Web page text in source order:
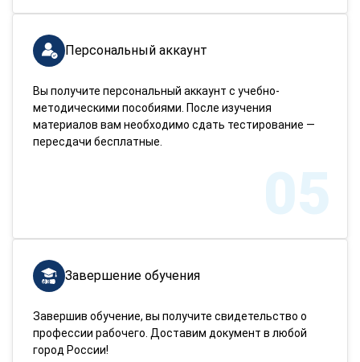
Персональный аккаунт
Вы получите персональный аккаунт с учебно-
методическими пособиями. После изучения
материалов вам необходимо сдать тестирование —
пересдачи бесплатные.
05
Завершение обучения
Завершив обучение, вы получите свидетельство о
профессии рабочего. Доставим документ в любой
город России!